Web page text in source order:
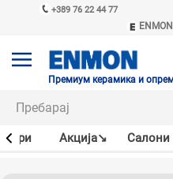
+389 76 22 44 77
Премиум керамика и
Акцијa↘ Салони